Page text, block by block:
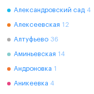
Александровский сад 4
Алексеевская 12
Алтуфьево 36
Аминьевская 14
Андроновка 1
Аникеевка 4